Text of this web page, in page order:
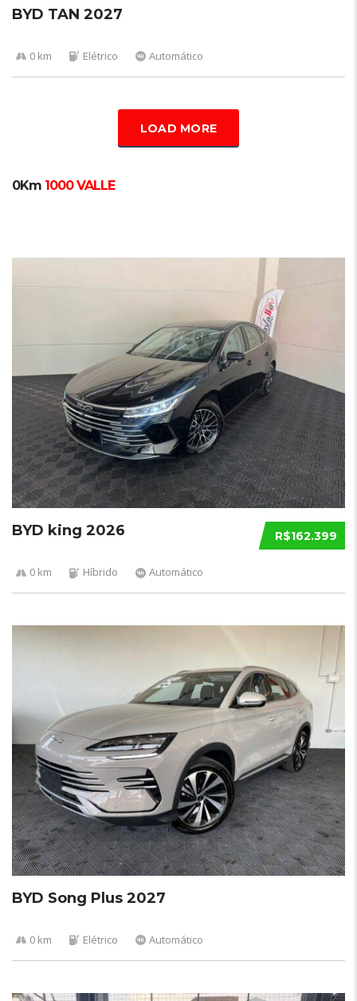
BYD TAN 2027
0 km Elétrico Automático
LOAD MORE
0Km 1000 VALLE
R$162.399
BYD king 2026
0 km Híbrido Automático
BYD Song Plus 2027
0 km Elétrico Automático